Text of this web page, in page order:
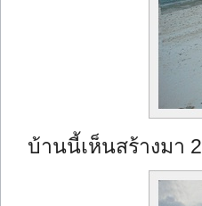
บ้านนี้เห็นสร้างมา